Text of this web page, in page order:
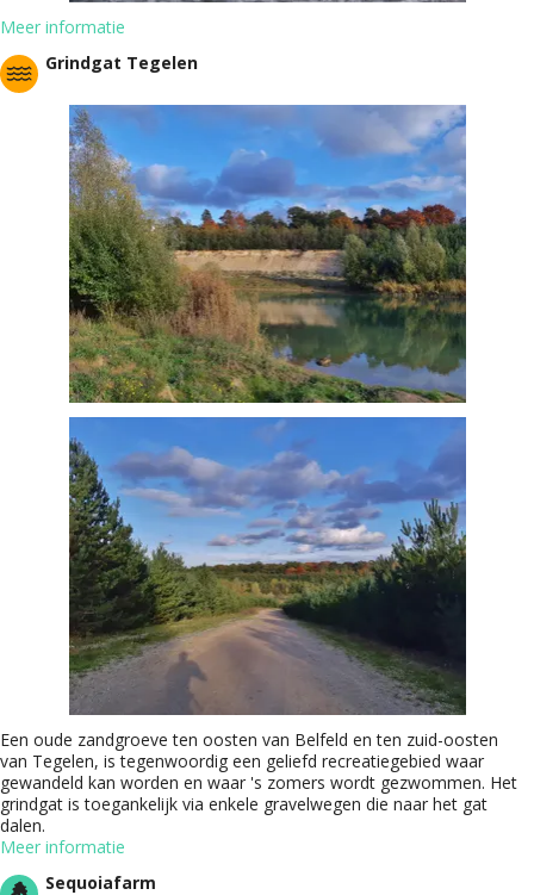
Meer informatie
Grindgat Tegelen
Een oude zandgroeve ten oosten van Belfeld en ten zuid-oosten
van Tegelen, is tegenwoordig een geliefd recreatiegebied waar
gewandeld kan worden en waar 's zomers wordt gezwommen. Het
grindgat is toegankelijk via enkele gravelwegen die naar het gat
dalen.
Meer informatie
Sequoiafarm